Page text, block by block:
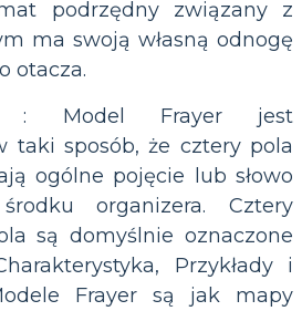
podrzędny związany z
ma swoją własną odnogę
otacza.
: Model Frayer jest
taki sposób, że cztery pola
ogólne pojęcie lub słowo
organizera. Cztery
są domyślnie oznaczone
Przykłady i
Frayer są jak mapy